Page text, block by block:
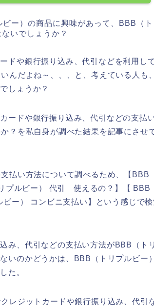
ー）の商品に興味があって、BBB（
いでしょうか？
ドや銀行振り込み、代引などを利用して
んだよね～、、、と、考えている人も
しょうか？
ードや銀行振り込み、代引などの支払
？を私自身が調べた結果を記事にさせ
払い方法について調べるため、【BBB
プルビー） 代引 使えるの？】【 BBB
ー） コンビニ支払い】という感じで
み、代引などの支払い方法がBBB（ト
いのかどうかは、BBB（トリプルビー
た。
レジットカードや銀行振り込み、代引